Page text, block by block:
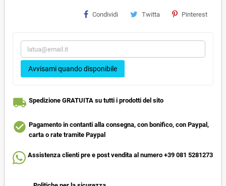
Condividi Twitta Pinterest
Avvisami quando disponibile
local_shipping Spedizione GRATUITA su tutti i prodotti del sito
check_circle Pagamento in contanti alla consegna, con bonifico, con Paypal,
carta o rate tramite Paypal
Assistenza clienti pre e post vendita al numero +39 081 5281273